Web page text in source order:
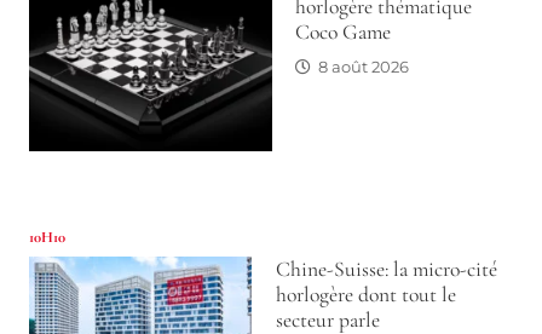
horlogère thématique
Coco Game
8 août 2026
10H10
Chine-Suisse: la micro-cité
horlogère dont tout le
secteur parle